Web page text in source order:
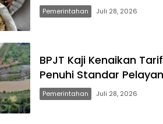
Pemerintahan Juli 28, 2026
BPJT Kaji Kenaikan
Penuhi Standar
Pemerintahan Juli 28, 2026